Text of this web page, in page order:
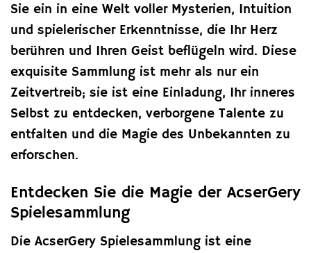
Sie ein in eine Welt voller Mysterien, Intuition
und spielerischer Erkenntnisse, die Ihr Herz
berühren und Ihren Geist beflügeln wird. Diese
exquisite Sammlung ist mehr als nur ein
Zeitvertreib; sie ist eine Einladung, Ihr inneres
Selbst zu entdecken, verborgene Talente zu
entfalten und die Magie des Unbekannten zu
erforschen.
Entdecken Sie die Magie der AcserGery
Spielesammlung
Die AcserGery Spielesammlung ist eine